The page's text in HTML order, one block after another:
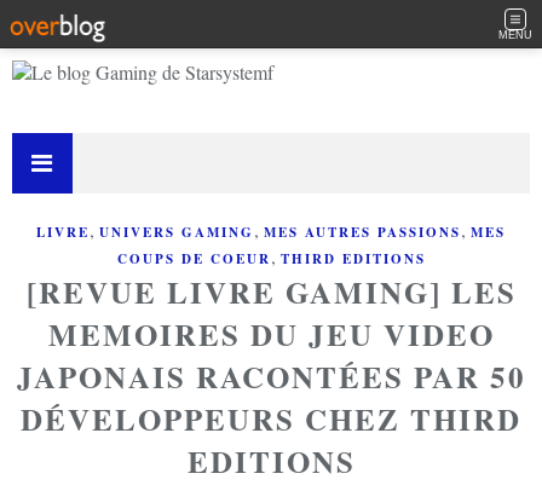
MENU
LIVRE, UNIVERS GAMING , MES AUTRES PASSIONS, MES
COUPS DE COEUR, THIRD EDITIONS
[REVUE LIVRE GAMING] LES
MEMOIRES DU JEU VIDEO
JAPONAIS RACONTÉES PAR 50
DÉVELOPPEURS CHEZ THIRD
EDITIONS